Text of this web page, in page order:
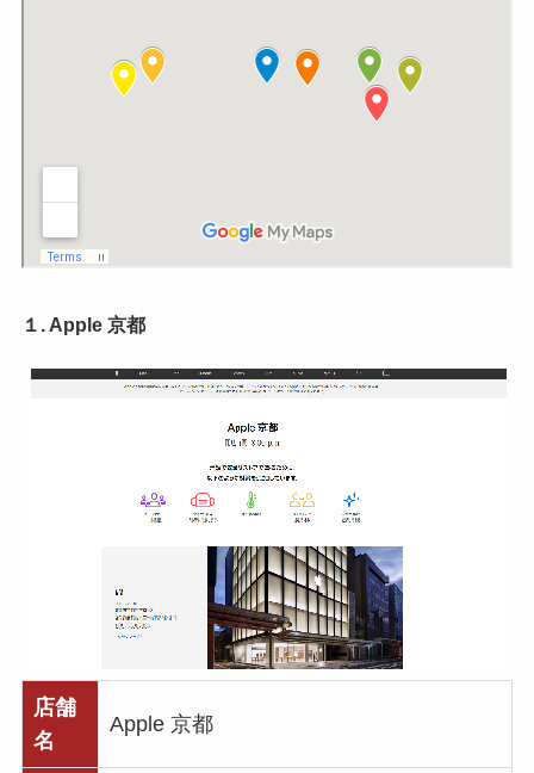
１. Apple 京都
店舗
名
Apple 京都